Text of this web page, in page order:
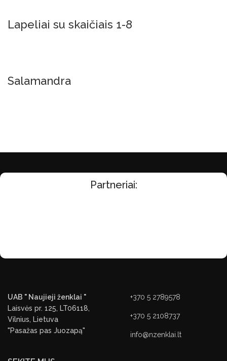
Lapeliai su skaičiais 1-8
Salamandra
Partneriai:
UAB " Naujieji ženklai "
Laisvės pr. 125, LT06118,
Vilnius, Lietuva
"Pasažas pas Juozapą"
+370 5 2789578
+370 5 2108737
info@nzenklai.lt